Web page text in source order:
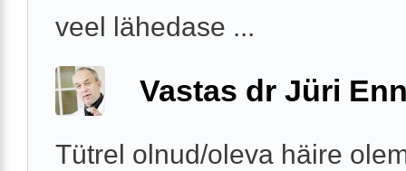
veel lähedase ...
Vastas dr Jüri
Tütrel olnud/oleva häire